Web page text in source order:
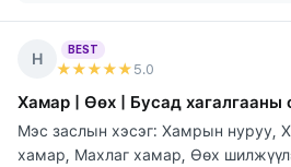
Н
BEST
★★★★★ 5.0
Хамар | Өөх | Бусад хагалгааны
Мэс заслын хэсэг: Хамрын нуруу,
хамар, Махлаг хамар, Өөх